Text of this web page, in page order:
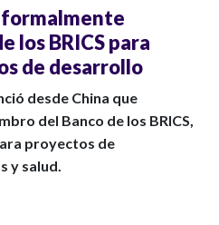
los BRICS para
de desarrollo
desde China que
del Banco de los BRICS,
proyectos de
y salud.